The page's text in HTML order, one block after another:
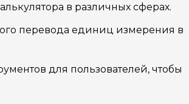
в различных сферах.
перевода единиц измерения в
для пользователей, чтобы